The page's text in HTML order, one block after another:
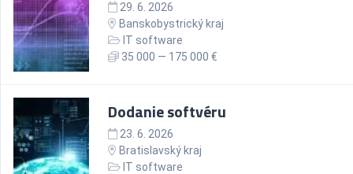
29. 6. 2026
Banskobystrický kraj
IT software
35 000 — 175 000 €
Dodanie softvéru
23. 6. 2026
Bratislavský kraj
IT software